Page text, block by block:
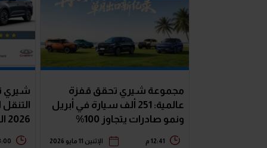
مجموعة شيري تحقق قفزة
عالمية: 251 ألف سيارة في أبريل
ونمو صادرات يتجاوز 100%
12:41 م الإثنين 11 مايو 2026
شيري
التنقل
2026 الدولية
3:00